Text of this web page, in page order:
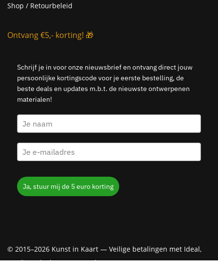
Shop / Retourbeleid
Ontvang €5,- korting! 🎁
Schrijf je in voor onze nieuwsbrief en ontvang direct jouw
persoonlijke kortingscode voor je eerste bestelling, de
beste deals en updates m.b.t. de nieuwste ontwerpenen
materialen!
Ja, stuur mij de 5 euro korting
© 2015–2026 Kunst in Kaart — Veilige betalingen met Ideal,
Creditcard, Klarna & PayPal